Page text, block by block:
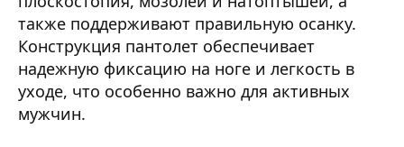
также поддерживают правильную осанку.
Конструкция пантолет обеспечивает
надежную фиксацию на ноге и легкость в
уходе, что особенно важно для активных
мужчин.